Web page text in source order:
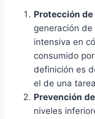
Protección de
generación
intensiva en
consumido
definición es
el de una
Prevención
niveles